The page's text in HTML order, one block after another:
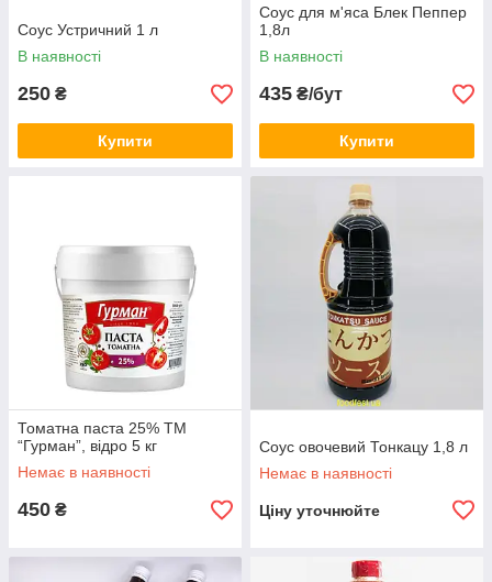
Соус Устричний 1 л
В наявності
250 ₴
Купити
Соус для м'яса Блек Пеппер
1,8л
В наявності
435 ₴/бут
Купити
Томатна паста 25% ТМ
“Гурман”, відро 5 кг
Немає в наявності
450 ₴
Соус овочевий Тонкацу 1,8 л
Немає в наявності
Ціну уточнюйте